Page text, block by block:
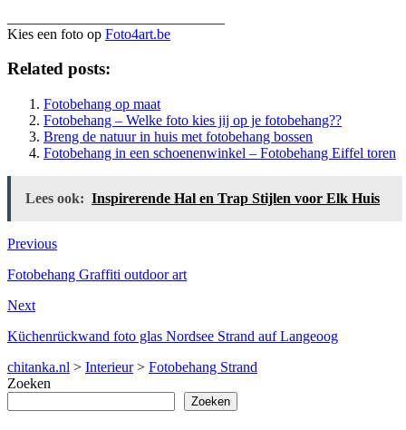
Kies een foto op Foto4art.be
Related posts:
Fotobehang op maat
Fotobehang – Welke foto kies jij op je fotobehang??
Breng de natuur in huis met fotobehang bossen
Fotobehang in een schoenenwinkel – Fotobehang Eiffel toren
Lees ook: Inspirerende Hal en Trap Stijlen voor Elk Huis
Previous
Fotobehang Graffiti outdoor art
Next
Küchenrückwand foto glas Nordsee Strand auf Langeoog
chitanka.nl > Interieur> Fotobehang Strand
Zoeken
Zoeken